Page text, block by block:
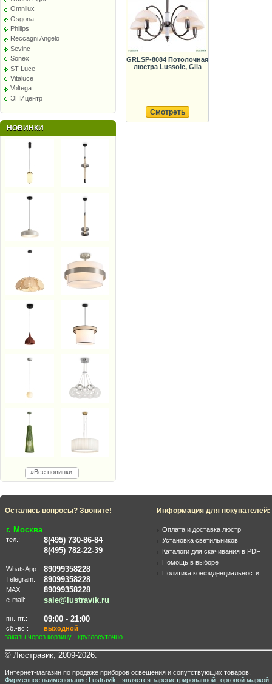
Omnilux
Osgona
Philips
Reccagni Angelo
Sevinc
Sonex
ST Luce
Vitaluce
Voltega
ЭПИцентр
НОВИНКИ
»Все новинки
GRLSP-8084 Потолочная
люстра Lussole, Gila
Смотреть
Остались вопросы? Звоните!
г. Москва
тел.:
8(495) 730-86-84
8(495) 782-22-39
WhatsApp: 89099358228
Telegram: 89099358228
MAX 89099358228
e-mail: sale@lustravik.ru
пн.-пт.: 09:00 - 21:00
сб.-вс.:
выходной
заказы через корзину - круглосуточно
Информация для покупателей:
Оплата и доставка люстр
Установка светильников
Каталоги для скачивания в PDF
Помощь в выборе
Политика конфиденциальности
© Люстравик, 2009-2026.
Интернет-магазин по продаже приборов освещения и сопутствующих товаров.
Фирменное наименование Lustravik - является зарегистрированной торговой